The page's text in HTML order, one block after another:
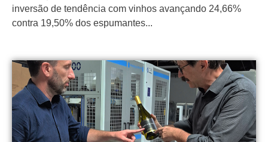
inversão de tendência com vinhos avançando 24,66%
contra 19,50% dos espumantes...